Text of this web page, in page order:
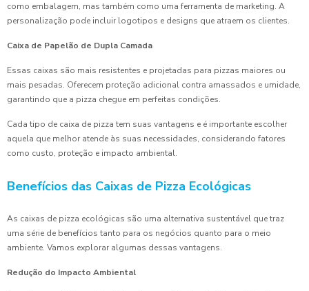
como embalagem, mas também como uma ferramenta de marketing. A
personalização pode incluir logotipos e designs que atraem os clientes.
Caixa de Papelão de Dupla Camada
Essas caixas são mais resistentes e projetadas para pizzas maiores ou
mais pesadas. Oferecem proteção adicional contra amassados e umidade,
garantindo que a pizza chegue em perfeitas condições.
Cada tipo de caixa de pizza tem suas vantagens e é importante escolher
aquela que melhor atende às suas necessidades, considerando fatores
como custo, proteção e impacto ambiental.
Benefícios das Caixas de Pizza Ecológicas
As caixas de pizza ecológicas são uma alternativa sustentável que traz
uma série de benefícios tanto para os negócios quanto para o meio
ambiente. Vamos explorar algumas dessas vantagens.
Redução do Impacto Ambiental